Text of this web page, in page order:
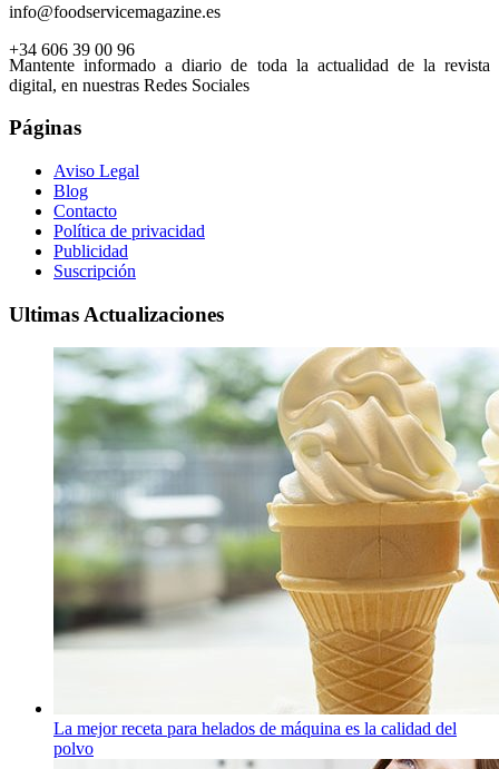
info@foodservicemagazine.es
+34 606 39 00 96
Mantente informado a diario de toda la actualidad de la revista
digital, en nuestras Redes Sociales
Páginas
Aviso Legal
Blog
Contacto
Política de privacidad
Publicidad
Suscripción
Ultimas Actualizaciones
La mejor receta para helados de máquina es la calidad del
polvo